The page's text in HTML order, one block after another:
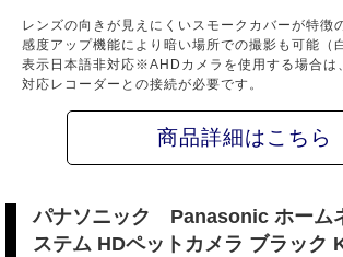
レンズの向きが見えにくいスモークカバーが特徴
感度アップ機能により暗い場所での撮影も可能（
表示日本語非対応※AHDカメラを使用する場合は
対応レコーダーとの接続が必要です。
商品詳細はこちら
パナソニック Panasonic ホーム
ステム HDペットカメラ ブラック